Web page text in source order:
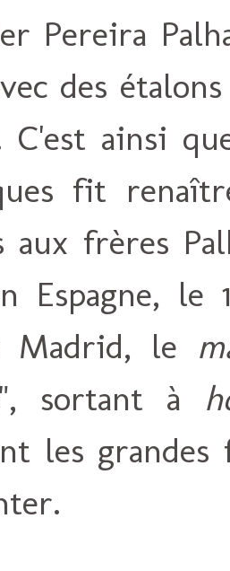
Pereira
des
C'est ainsi
fit
aux frères
Espagne, le
Madrid, le
sortant à
les